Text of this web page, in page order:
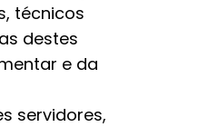
técnicos
destes
e da
servidores,